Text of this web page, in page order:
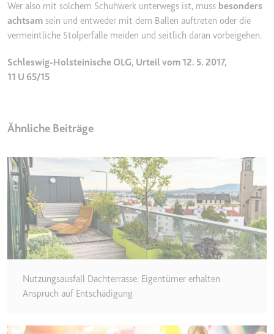
hinweg gesammelt werden.
Ablauf:
3 Monate
Zweck:
Verfolgt die Konversionsrate
Werbebannern auf der Website -
Dies dient der Optimierung der
Relevanz der Werbung auf der
Website.
Ablauf:
Beständig
Typ:
HTML Local Storage
__Secure-ROLLOUT_TOKEN
Anbieter:
youtube.com
Interaktion der Nutzer mit
Wer also mit solchem Schuhwerk unterwegs ist, muss besonders
achtsam sein und entweder mit dem Ballen auftreten oder die
vermeintliche Stolperfalle meiden und seitlich daran vorbeigehen.
Schleswig-Holsteinische OLG, Urteil vom 12. 5. 2017,
11 U 65/15
Ähnliche Beiträge
Nutzungsausfall Dachterrasse: Eigentümer erhalten
Anspruch auf Entschädigung